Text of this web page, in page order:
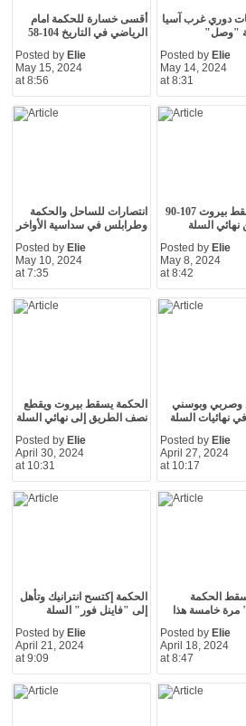
أقسى خسارة للحكمة امام
الرياضي في التاريخ 104-58
Posted by Elie
May 15, 2024
at 8:56
دوري غرب آسيا
"وصل"
Posted by Elie
May 14, 2024
at 8:31
انتصارات للساحل والحكمة
وطرابلس في سداسية الأواخر
Posted by Elie
May 10, 2024
at 7:35
الحكمة يسقط بيروت 107-90
السلة
Posted by Elie
May 8, 2024
at 8:42
الحكمة يسقط بيروت ويقطع
نصف الطريق إلى نهائي السلة
Posted by Elie
April 30, 2024
at 10:31
وصربي وبوسني
نهائيات السلة
Posted by Elie
April 27, 2024
at 10:17
الحكمة إكتسح انترانيك وتأهل
إلى "فاينل فور" السلة
Posted by Elie
April 21, 2024
at 9:09
الحكمة
مرة خامسة هذا
Posted by Elie
April 18, 2024
at 8:47